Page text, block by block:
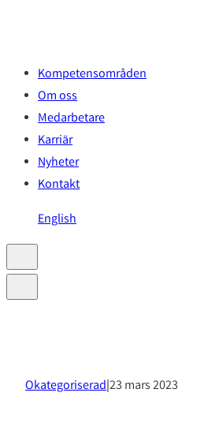
Kompetensområden
Om oss
Medarbetare
Karriär
Nyheter
Kontakt
English
Okategoriserad23 mars 2023